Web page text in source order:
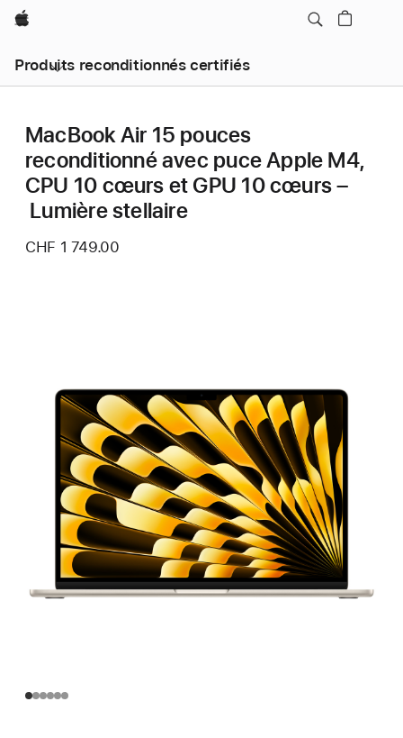
Apple
Produits reconditionnés certifiés
MacBook Air 15 pouces
reconditionné avec puce Apple M4,
CPU 10 cœurs et GPU 10 cœurs –
Lumière stellaire
CHF 1 749.00